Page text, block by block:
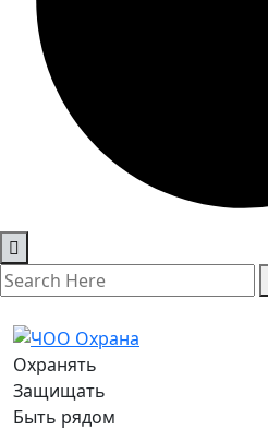
Охранять
Защищать
Быть рядом